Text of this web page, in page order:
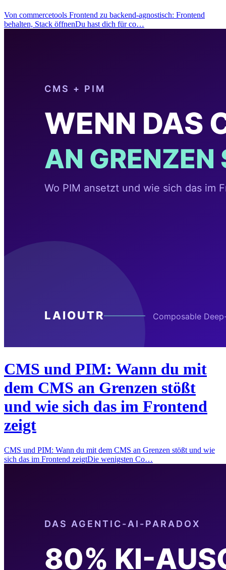
Von commercetools Frontend zu backend-agnostisch: Frontend
behalten, Stack öffnenDu hast dich für co…
CMS und PIM: Wann du mit
dem CMS an Grenzen stößt
und wie sich das im Frontend
zeigt
CMS und PIM: Wann du mit dem CMS an Grenzen stößt und wie
sich das im Frontend zeigtDie wenigsten Co…